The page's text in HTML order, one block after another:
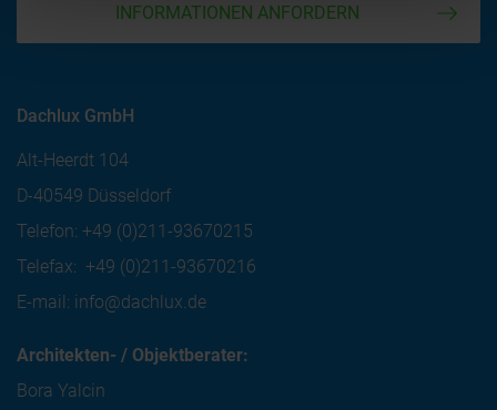
INFORMATIONEN ANFORDERN
Dachlux GmbH
Alt-Heerdt 104
D-40549 Düsseldorf
Telefon: +49 (0)211-93670215
Telefax: +49 (0)211-93670216
E-mail: info@dachlux.de
Architekten- / Objektberater:
Bora Yalcin